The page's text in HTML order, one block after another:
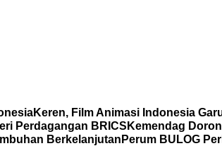
Keren, Film Animasi Indonesia
Perdagangan BRICS Kemendag
Berkelanjutan Perum BULOG